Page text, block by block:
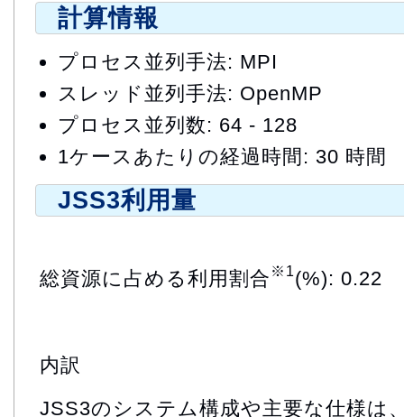
計算情報
プロセス並列手法: MPI
スレッド並列手法: OpenMP
プロセス並列数: 64 - 128
1ケースあたりの経過時間: 30 時間
JSS3利用量
総資源に占める利用割合 ※1(%): 0.22
内訳
JSS3のシステム構成や主要な仕様は